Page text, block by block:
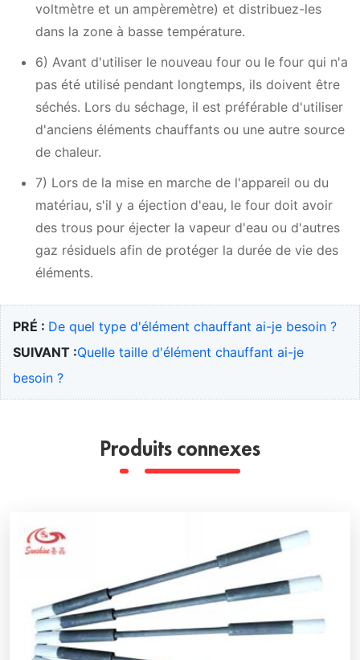
voltmètre et un ampèremètre) et distribuez-les
dans la zone à basse température.
6) Avant d'utiliser le nouveau four ou le four qui n'a
pas été utilisé pendant longtemps, ils doivent être
séchés. Lors du séchage, il est préférable d'utiliser
d'anciens éléments chauffants ou une autre source
de chaleur.
7) Lors de la mise en marche de l'appareil ou du
matériau, s'il y a éjection d'eau, le four doit avoir
des trous pour éjecter la vapeur d'eau ou d'autres
gaz résiduels afin de protéger la durée de vie des
éléments.
PRÉ : De quel type d'élément chauffant ai-je besoin ?
SUIVANT :Quelle taille d'élément chauffant ai-je
besoin ?
Produits connexes